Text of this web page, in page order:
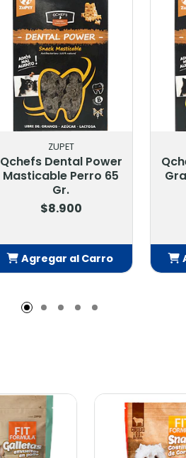
ZUPET
Qchefs Dental Power
Masticable Perro 65
Gr.
$8.900
Agregar al Carro